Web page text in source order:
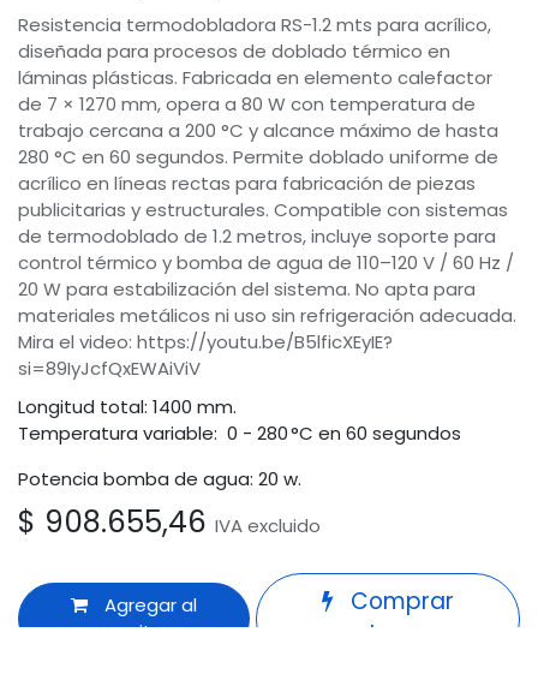
Resistencia termodobladora RS-1.2 mts para acrílico,
diseñada para procesos de doblado térmico en
láminas plásticas. Fabricada en elemento calefactor
de 7 × 1270 mm, opera a 80 W con temperatura de
trabajo cercana a 200 °C y alcance máximo de hasta
280 °C en 60 segundos. Permite doblado uniforme de
acrílico en líneas rectas para fabricación de piezas
publicitarias y estructurales. Compatible con sistemas
de termodoblado de 1.2 metros, incluye soporte para
control térmico y bomba de agua de 110–120 V / 60 Hz /
20 W para estabilización del sistema. No apta para
materiales metálicos ni uso sin refrigeración adecuada.
Mira el video: https://youtu.be/B5lficXEyIE?
si=89IyJcfQxEWAiViV
Longitud total: 1400 mm.
Temperatura variable: 0 - 280 °C en 60 segundos
Potencia bomba de agua: 20 w.
$ 908.655,46 IVA excluido
Agregar al
carrito
Comprar
ahora